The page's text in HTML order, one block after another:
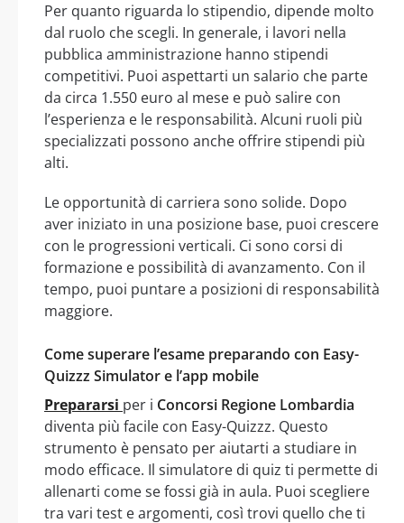
Per quanto riguarda lo stipendio, dipende molto
dal ruolo che scegli. In generale, i lavori nella
pubblica amministrazione hanno stipendi
competitivi. Puoi aspettarti un salario che parte
da circa 1.550 euro al mese e può salire con
l’esperienza e le responsabilità. Alcuni ruoli più
specializzati possono anche offrire stipendi più
alti.
Le opportunità di carriera sono solide. Dopo
aver iniziato in una posizione base, puoi crescere
con le progressioni verticali. Ci sono corsi di
formazione e possibilità di avanzamento. Con il
tempo, puoi puntare a posizioni di responsabilità
maggiore.
Come superare l’esame preparando con Easy-
Quizzz Simulator e l’app mobile
Prepararsi per i Concorsi Regione Lombardia
diventa più facile con Easy-Quizzz. Questo
strumento è pensato per aiutarti a studiare in
modo efficace. Il simulatore di quiz ti permette di
allenarti come se fossi già in aula. Puoi scegliere
tra vari test e argomenti, così trovi quello che ti